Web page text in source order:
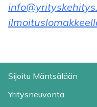
Sijoitu Mäntsälään
Yritysneuvonta